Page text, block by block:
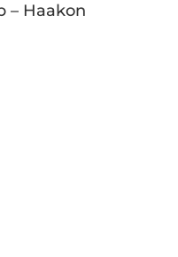
– Haakon